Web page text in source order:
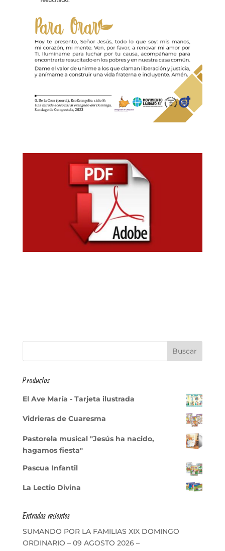
Productos
El Ave María - Tarjeta ilustrada
Vidrieras de Cuaresma
Pastorela musical "Jesús ha nacido,
hagamos fiesta"
Pascua Infantil
La Lectio Divina
Entradas recientes
SUMANDO POR LA FAMILIAS XIX DOMINGO
ORDINARIO – 09 AGOSTO 2026 –